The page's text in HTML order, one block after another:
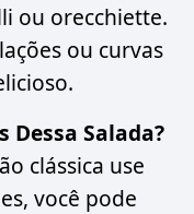
ou orecchiette.
ou curvas
Dessa Salada?
clássica use
você pode